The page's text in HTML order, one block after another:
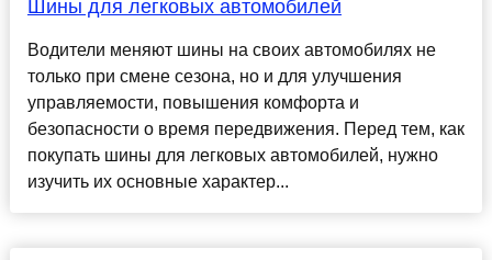
Шины для легковых автомобилей
Водители меняют шины на своих автомобилях не
только при смене сезона, но и для улучшения
управляемости, повышения комфорта и
безопасности о время передвижения. Перед тем, как
покупать шины для легковых автомобилей, нужно
изучить их основные характер...